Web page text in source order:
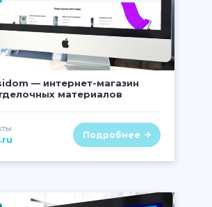
" class="lazy" alt="" />
— интернет-магазин
материалов
Подробнее